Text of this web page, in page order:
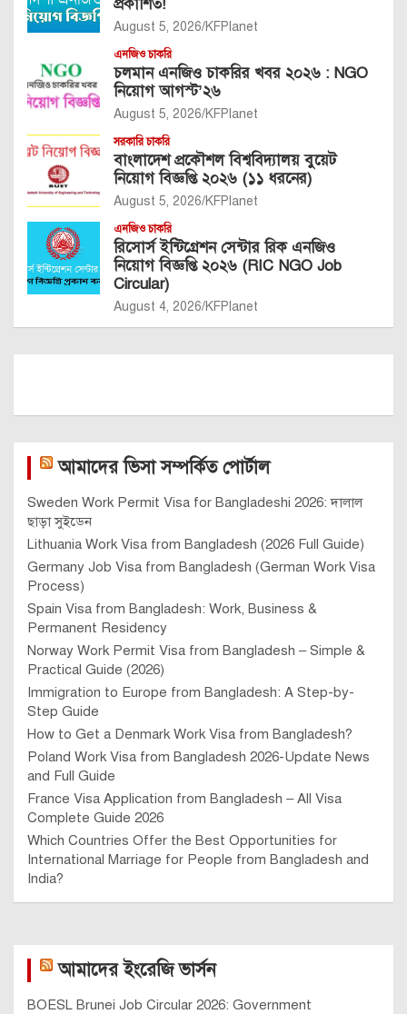
August 5, 2026 KFPlanet
এনজিও চাকরি
চলমান এনজিও চাকরির খবর ২০২৬ : NGO
নিয়োগ আগস্ট’২৬
August 5, 2026 KFPlanet
সরকারি চাকরি
বাংলাদেশ প্রকৌশল বিশ্ববিদ্যালয় বুয়েট
নিয়োগ বিজ্ঞপ্তি ২০২৬ (১১ ধরনের)
August 5, 2026 KFPlanet
এনজিও চাকরি
রিসোর্স ইন্টিগ্রেশন সেন্টার রিক এনজিও
নিয়োগ বিজ্ঞপ্তি ২০২৬ (RIC NGO Job
Circular)
August 4, 2026 KFPlanet
আমাদের ভিসা সম্পর্কিত পোর্টাল
Sweden Work Permit Visa for Bangladeshi 2026: দালাল
ছাড়া সুইডেন
Lithuania Work Visa from Bangladesh (2026 Full Guide)
Germany Job Visa from Bangladesh (German Work Visa
Process)
Spain Visa from Bangladesh: Work, Business &
Permanent Residency
Norway Work Permit Visa from Bangladesh – Simple &
Practical Guide (2026)
Immigration to Europe from Bangladesh: A Step-by-
Step Guide
How to Get a Denmark Work Visa from Bangladesh?
Poland Work Visa from Bangladesh 2026-Update News
and Full Guide
France Visa Application from Bangladesh – All Visa
Complete Guide 2026
Which Countries Offer the Best Opportunities for
International Marriage for People from Bangladesh and
India?
আমাদের ইংরেজি ভার্সন
BOESL Brunei Job Circular 2026: Government